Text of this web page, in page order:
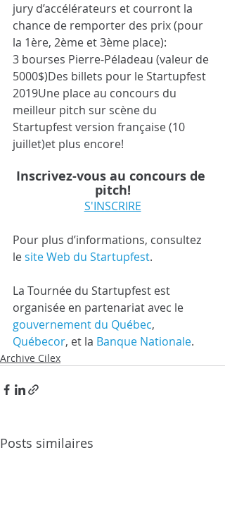
jury d’accélérateurs et courront la
chance de remporter des prix (pour
la 1ère, 2ème et 3ème place):
3 bourses Pierre-Péladeau (valeur de
5000$)Des billets pour le Startupfest
2019Une place au concours du
meilleur pitch sur scène du
Startupfest version française (10
juillet)et plus encore!
Inscrivez-vous au concours de
pitch!
S'INSCRIRE
Pour plus d’informations, consultez
le site Web du Startupfest.
La Tournée du Startupfest est
organisée en partenariat avec le
gouvernement du Québec,
Québecor, et la Banque Nationale.
Archive Cilex
Posts similaires